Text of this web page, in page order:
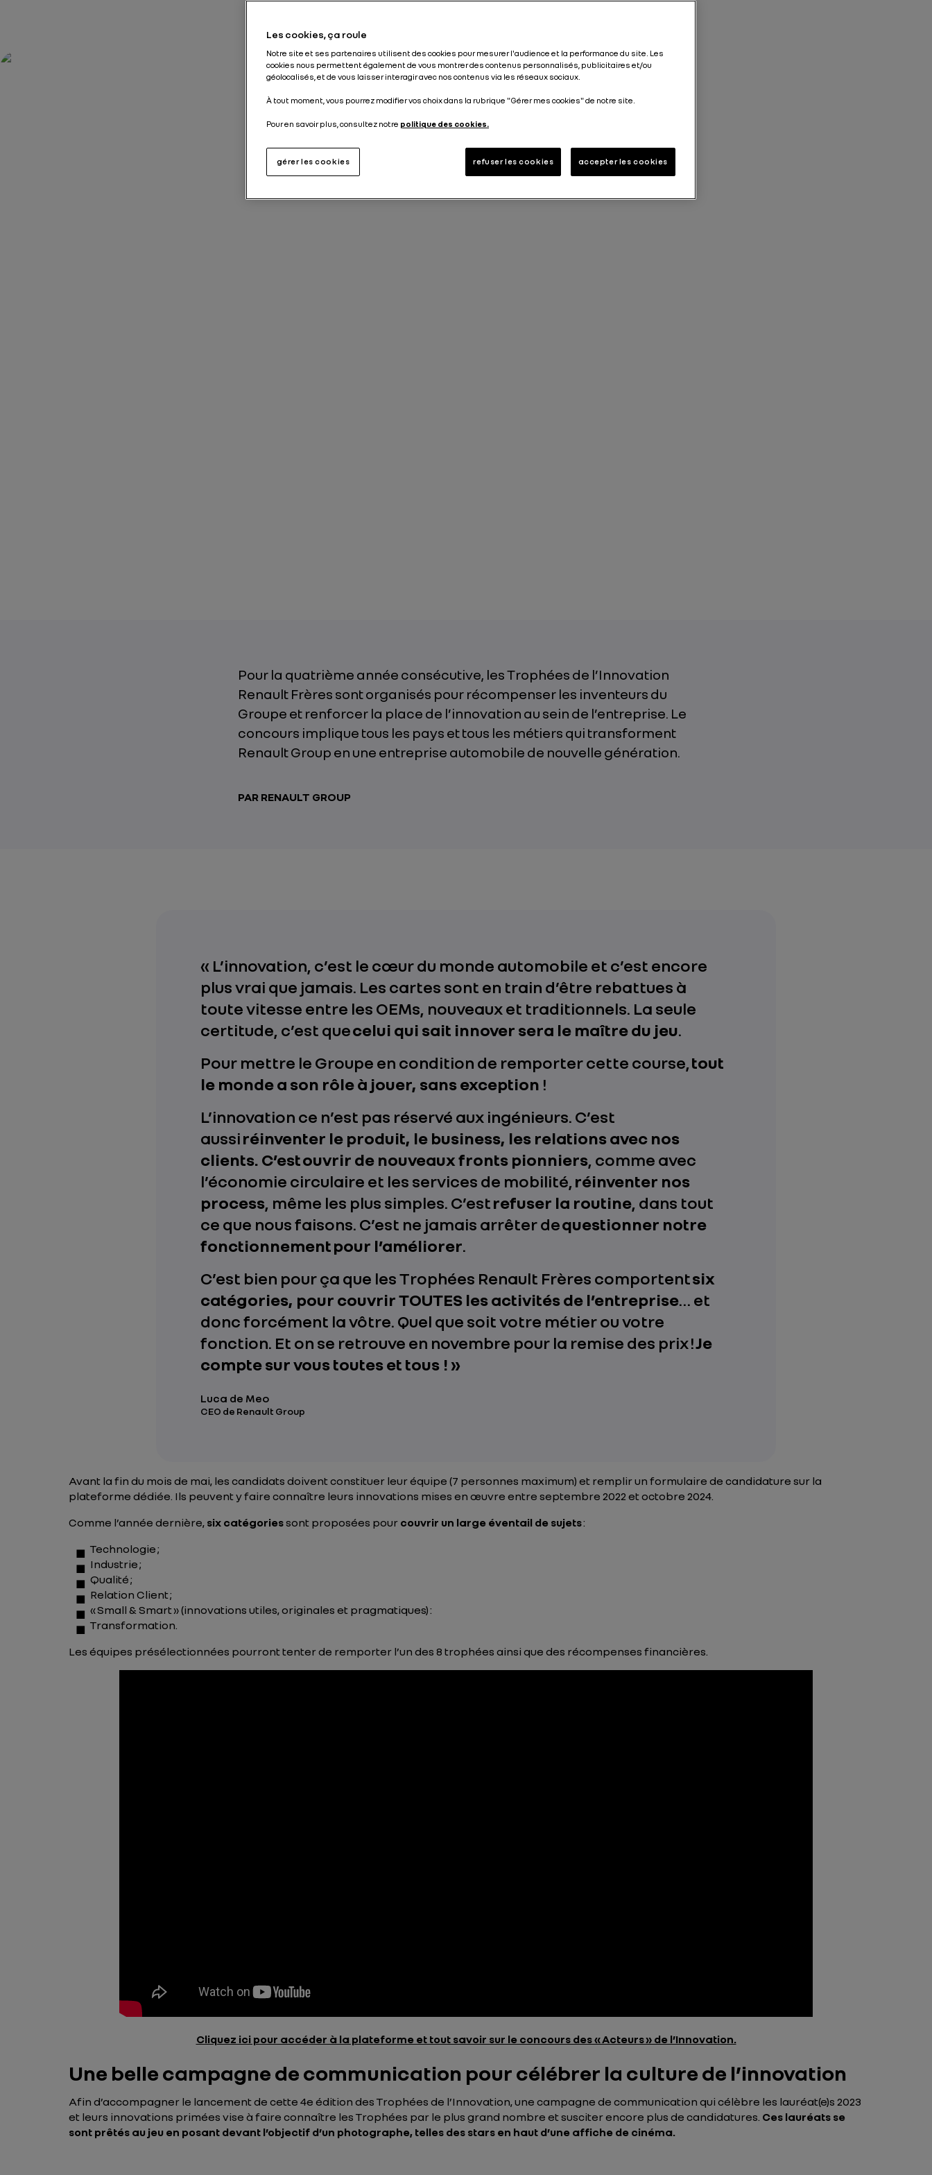
Pour la quatrième année consécutive, les Trophées de l’Innovation
Renault Frères sont organisés pour récompenser les inventeurs du
Groupe et renforcer la place de l’innovation au sein de l’entreprise. Le
concours implique tous les pays et tous les métiers qui transforment
Renault Group en une entreprise automobile de nouvelle génération.
PAR RENAULT GROUP
« L’innovation, c’est le cœur du monde automobile et c’est encore
plus vrai que jamais. Les cartes sont en train d’être rebattues à
toute vitesse entre les OEMs, nouveaux et traditionnels. La seule
certitude, c’est quecelui qui sait innover sera le maître du jeu.
Pour mettre le Groupe en condition de remporter cette course,tout
le monde a son rôle à jouer, sans exception !
L’innovation ce n’est pas réservé aux ingénieurs. C’est
aussiréinventer le produit, le business, les relations avec nos
clients. C’est ouvrir de nouveaux fronts pionniers, comme avec
l’économie circulaire et les services de mobilité,réinventer nos
process, même les plus simples. C’estrefuser la routine, dans tout
ce que nous faisons. C’est ne jamais arrêter dequestionner notre
fonctionnement pour l’améliorer.
C’est bien pour ça que les Trophées Renault Frères comportentsix
catégories, pour couvrir TOUTES les activités de l’entreprise… et
donc forcément la vôtre. Quel que soit votre métier ou votre
fonction. Et on se retrouve en novembre pour la remise des prix !Je
compte sur vous toutes et tous ! »
Luca de Meo
CEO de Renault Group
Avant la fin du mois de mai, les candidats doiventconstituer leur équipe (7 personnes maximum) et remplir un formulaire de candidature sur la
plateforme dédiée. Ils peuvent y faire connaître leurs innovations mises en œuvre entre septembre 2022 et octobre 2024.
Comme l’année dernière, six catégoriessont proposées pour couvrir un large éventail de sujets:
Technologie ;
Industrie ;
Qualité ;
Relation Client ;
« Small & Smart » (innovations utiles, originales et pragmatiques) :
Transformation.
Les équipes présélectionnées pourront tenter de remporter l’un des 8 trophées ainsi que des récompenses financières.
Cliquez ici pour accéder à la plateforme et tout savoir sur le concours des « Acteurs » de l’Innovation.
Une belle campagne de communication pour célébrer la culture de l’innovation
Afin d’accompagner le lancement de cette 4e édition des Trophées de l’Innovation, une campagne de communication qui célèbre les lauréat(e)s 2023
et leurs innovations primées vise à faire connaître les Trophées par le plus grand nombre et susciter encore plus de candidatures. Ces lauréats se
sont prêtés au jeu en posant devant l’objectif d’un photographe, telles des stars en haut d’une affiche de cinéma.
Les cookies, ça roule
Notre site et ses partenaires utilisent des cookies pour mesurer l'audience et la performance du site. Les
cookies nous permettent également de vous montrer des contenus personnalisés, publicitaires et/ou
géolocalisés, et de vous laisser interagir avec nos contenus via les réseaux sociaux.
À tout moment, vous pourrez modifier vos choix dans la rubrique "Gérer mes cookies" de notre site.
Pour en savoir plus, consultez notre politique des cookies.
refuser les cookies accepter les cookies
gérer les cookies